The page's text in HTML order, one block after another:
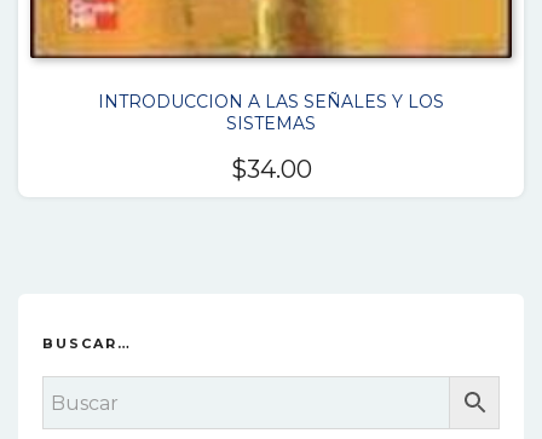
INTRODUCCION A LAS SEÑALES Y LOS
SISTEMAS
$34.00
BUSCAR…